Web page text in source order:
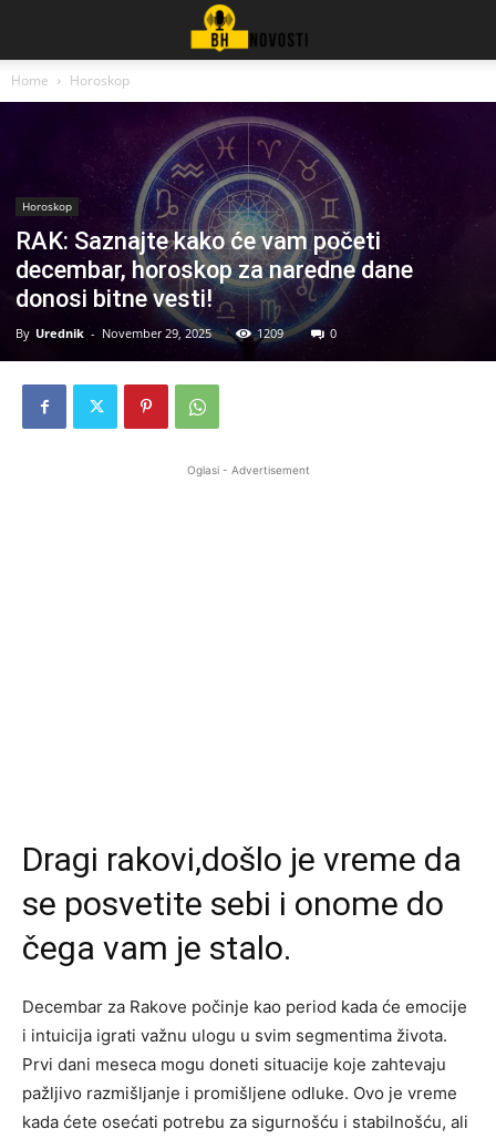
Home Horoskop
Horoskop
RAK: Saznajte kako će vam početi
decembar, horoskop za naredne dane
donosi bitne vesti!
By Urednik - November 29, 2025 1209 0
Oglasi - Advertisement
Dragi rakovi,došlo je vreme da
se posvetite sebi i onome do
čega vam je stalo.
Decembar za Rakove počinje kao period kada će emocije
i intuicija igrati važnu ulogu u svim segmentima života.
Prvi dani meseca mogu doneti situacije koje zahtevaju
pažljivo razmišljanje i promišljene odluke. Ovo je vreme
kada ćete osećati potrebu za sigurnošću i stabilnošću, ali